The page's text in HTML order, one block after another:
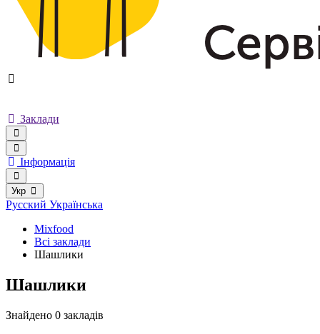
Заклади
Інформація
Укр
Русский Українська
Mixfood
Всі заклади
Шашлики
Шашлики
Знайдено 0 закладів